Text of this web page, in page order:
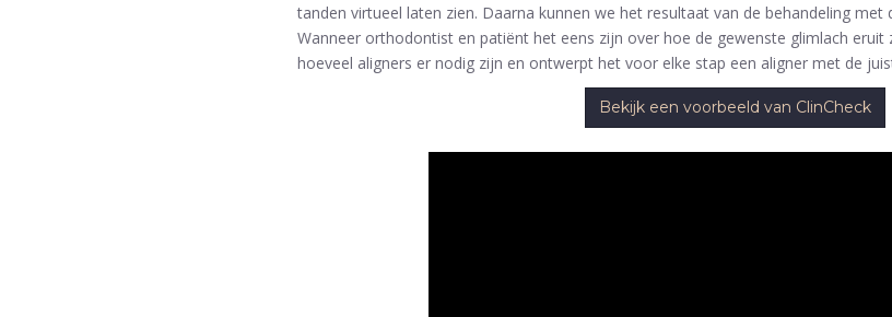
tanden virtueel laten zien. Daarna kunnen we het resultaat van de behandeling met
Wanneer orthodontist en patiënt het eens zijn over hoe de gewenste glimlach
hoeveel aligners er nodig zijn en ontwerpt het voor elke stap een aligner met de
Bekijk een voorbeeld van ClinCheck